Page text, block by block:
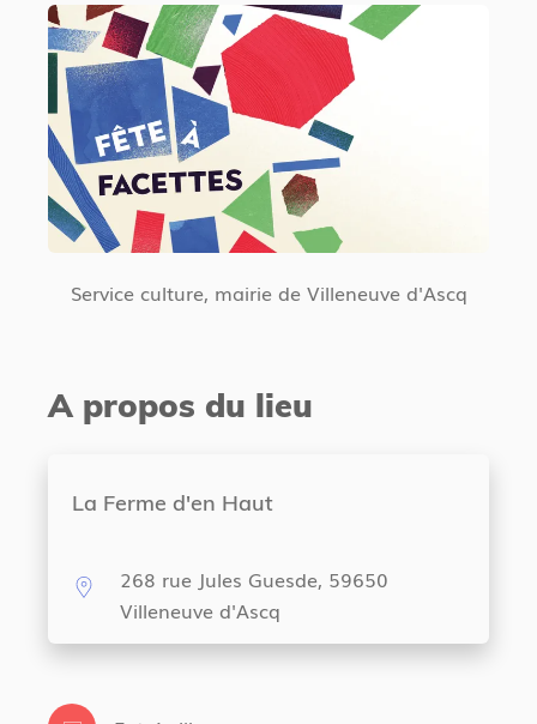
Service culture, mairie de Villeneuve d'Ascq
A propos du lieu
La Ferme d'en Haut
268 rue Jules Guesde, 59650
Villeneuve d'Ascq